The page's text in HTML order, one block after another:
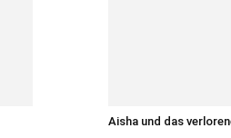
Aisha und das